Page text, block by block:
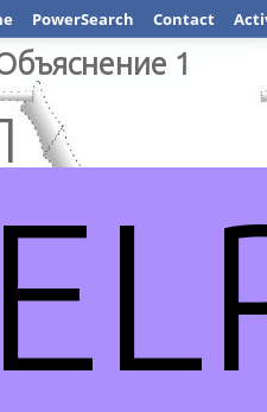
PowerSearch Contact
1